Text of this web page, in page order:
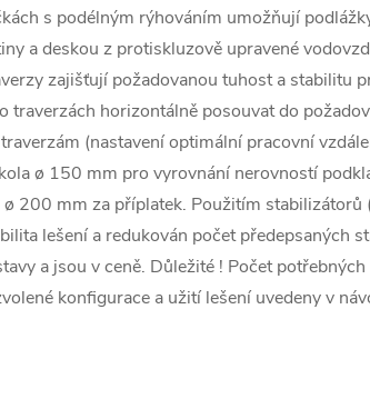
s podélným rýhováním umožňují
a deskou z protiskluzově upravené
zajišťují požadovanou tuhost a stabilitu
traverzách horizontálně posouvat do
(nastavení optimální pracovní
ø 150 mm pro vyrovnání nerovností
200 mm za příplatek. Použitím stabilizátorů
lešení a redukován počet předepsaných
a jsou v ceně. Důležité ! Počet
konfigurace a užití lešení uvedeny v